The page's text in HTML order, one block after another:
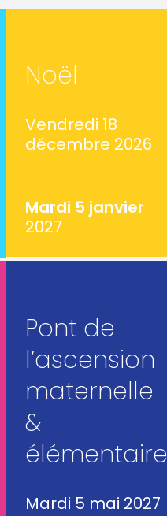
Noël
Vendredi 18
décembre 2026
Mardi 5 janvier
2027
Pont de
l’ascension
maternelle
&
élémentaire
Mardi 5 mai 2027